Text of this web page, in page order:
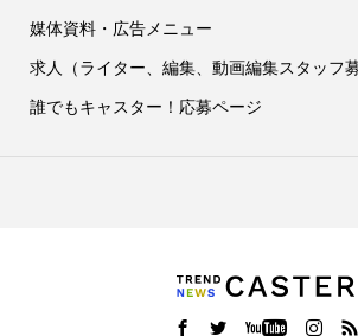
媒体資料・広告メニュー
求人（ライター、編集、動画編集スタッフ募
誰でもキャスター！応募ページ